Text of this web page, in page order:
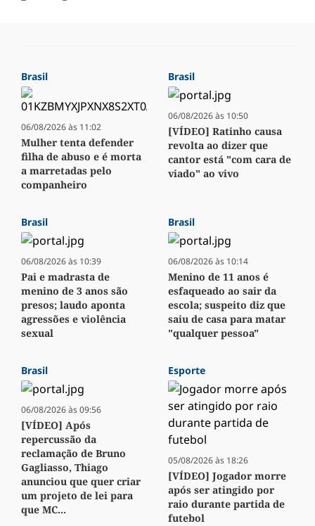
Brasil
06/08/2026 às 11:02
Mulher tenta defender
filha de abuso e é morta
a marretadas pelo
companheiro
Brasil
06/08/2026 às 10:50
[VÍDEO] Ratinho causa
revolta ao dizer que
cantor está "com cara de
viado" ao vivo
Brasil
06/08/2026 às 10:39
Pai e madrasta de
menino de 3 anos são
presos; laudo aponta
agressões e violência
sexual
Brasil
06/08/2026 às 10:14
Menino de 11 anos é
esfaqueado ao sair da
escola; suspeito diz que
saiu de casa para matar
"qualquer pessoa"
Brasil
06/08/2026 às 09:56
[VÍDEO] Após
repercussão da
reclamação de Bruno
Gagliasso, Thiago
anunciou que quer criar
um projeto de lei para
que MC...
Esporte
05/08/2026 às 18:26
[VÍDEO] Jogador morre
após ser atingido por
raio durante partida de
futebol